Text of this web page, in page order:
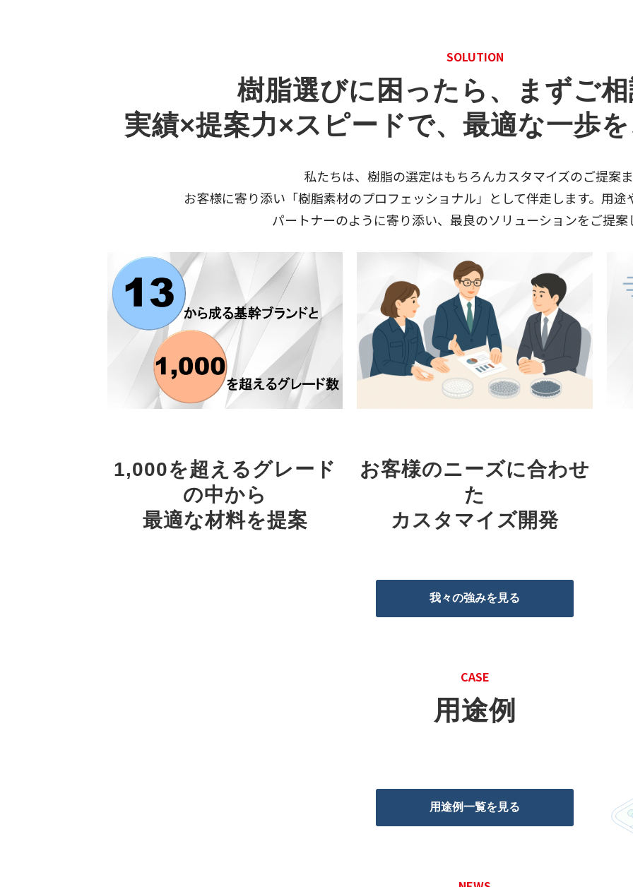
SOLUTION
樹脂選びに困ったら、まずご
実績×提案力×スピードで、最適な一歩
私たちは、樹脂の選定はもちろんカスタマイズのご提案
お客様に寄り添い「樹脂素材のプロフェッショナル」として伴走します。用
パートナーのように寄り添い、最良のソリューションをご提案
1,000を超えるグレード
の中から
最適な材料を提案
お客様のニーズに合わせ
た
カスタマイズ開発
我々の強みを見る
CASE
用途例
用途例一覧を見る